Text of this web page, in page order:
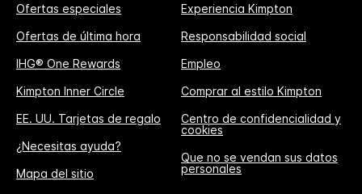
Ofertas especiales
Ofertas de última hora
IHG® One Rewards
Kimpton Inner Circle
EE. UU. Tarjetas de regalo
¿Necesitas ayuda?
Mapa del sitio
Experiencia Kimpton
Responsabilidad social
Empleo
Comprar al estilo Kimpton
Centro de confidencialidad y
cookies
Que no se vendan sus datos
personales